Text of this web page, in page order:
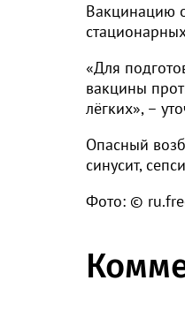
Вакцинацию
«Для
вакцины
лёгких», –
Опасный
синусит,
Фото: ©